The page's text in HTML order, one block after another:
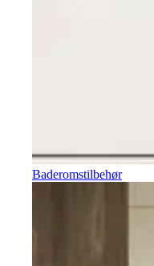
Baderomstilbehør